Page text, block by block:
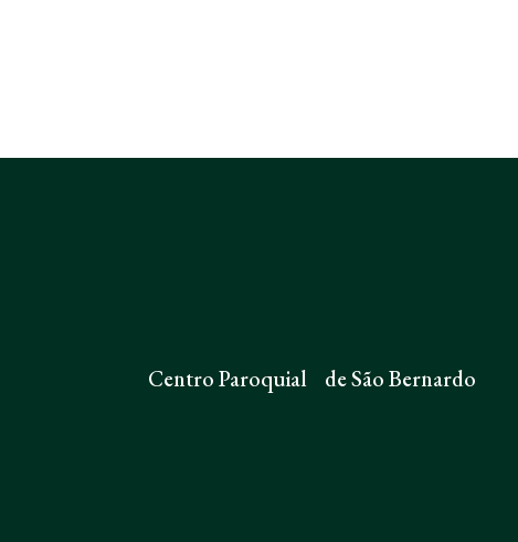
Centro Paroquial de São Bernardo